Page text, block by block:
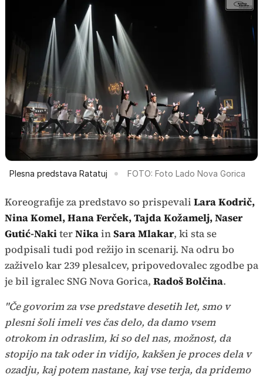
Plesna predstava Ratatuj FOTO: Foto Lado Nova Gorica
Koreografije za predstavo so prispevali Lara Kodrič,
Nina Komel, Hana Ferček, Tajda Kožamelj, Naser
Gutić-NakiterNikainSara Mlakar, ki sta se
podpisali tudi pod režijo in scenarij. Na odru bo
zaživelo kar 239 plesalcev, pripovedovalec zgodbe pa
je bil igralec SNG Nova Gorica, Radoš Bolčina.
"Če govorim za vse predstave desetih let, smo v
plesni šoli imeli ves čas delo, da damo vsem
otrokom in odraslim, ki so del nas, možnost, da
stopijo na tak oder in vidijo, kakšen je proces dela v
ozadju, kaj potem nastane, kaj vse terja, da pridemo